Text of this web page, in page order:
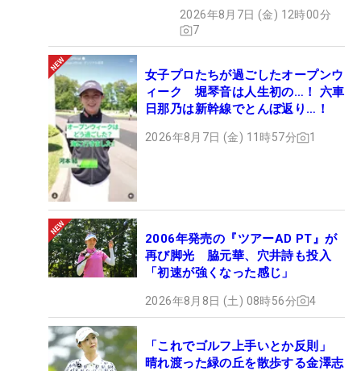
2026年8月7日 (金) 12時00分
7
女子プロたちが過ごしたオープンウ
ィーク 堀琴音は人生初の…！ 六車
日那乃は新幹線でとんぼ返り…！
2026年8月7日 (金) 11時57分 1
2006年発売の『ツアーAD PT』が
再び脚光 脇元華、穴井詩も投入
「初速が強くなった感じ」
2026年8月8日 (土) 08時56分 4
「これでゴルフ上手いとか反則」
晴れ渡った緑の丘を散歩する金澤志